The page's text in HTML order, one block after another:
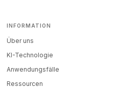
INFORMATION
Über uns
KI-Technologie
Anwendungsfälle
Ressourcen